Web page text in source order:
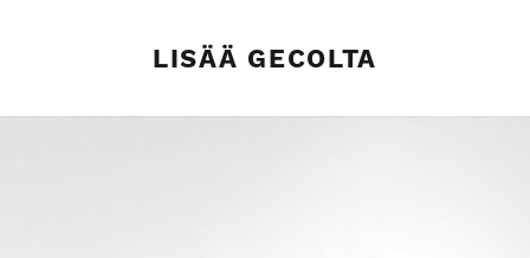
LISÄÄ GECOLTA